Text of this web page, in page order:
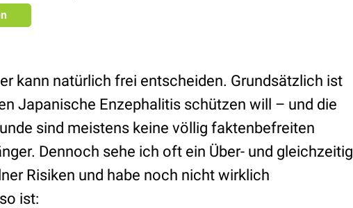
kann natürlich frei entscheiden. Grundsätzlich ist
Japanische Enzephalitis schützen will – und die
sind meistens keine völlig faktenbefreiten
Dennoch sehe ich oft ein Über- und gleichzeitig
Risiken und habe noch nicht wirklich
ist: